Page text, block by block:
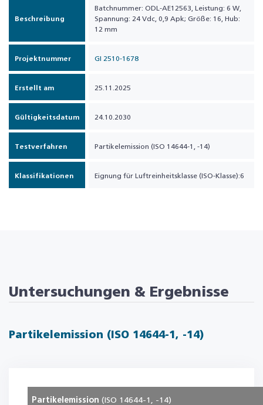
Beschreibung
Batchnummer: ODL-AE12563, Leistung: 6 W,
Spannung: 24 Vdc, 0,9 Apk; Größe: 16, Hub:
12 mm
Projektnummer GI 2510-1678
Erstellt am 25.11.2025
Gültigkeitsdatum 24.10.2030
Testverfahren Partikelemission (ISO 14644-1, -14)
Klassifikationen Eignung für Luftreinheitsklasse (ISO-Klasse):6
Untersuchungen & Ergebnisse
Partikelemission (ISO 14644-1, -14)
Partikelemission(ISO 14644-1, -14)